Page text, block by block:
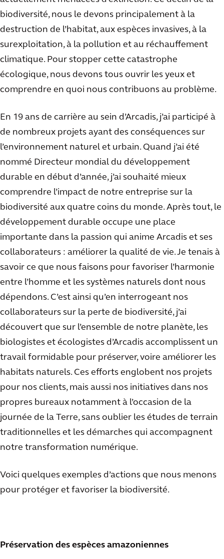
biodiversité, nous le devons principalement à la
destruction de l’habitat, aux espèces invasives, à la
surexploitation, à la pollution et au réchauffement
climatique. Pour stopper cette catastrophe
écologique, nous devons tous ouvrir les yeux et
comprendre en quoi nous contribuons au problème.
En 19 ans de carrière au sein d’Arcadis, j’ai participé à
de nombreux projets ayant des conséquences sur
l’environnement naturel et urbain. Quand j’ai été
nommé Directeur mondial du développement
durable en début d’année, j’ai souhaité mieux
comprendre l’impact de notre entreprise sur la
biodiversité aux quatre coins du monde. Après tout, le
développement durable occupe une place
importante dans la passion qui anime Arcadis et ses
collaborateurs : améliorer la qualité de vie. Je tenais à
savoir ce que nous faisons pour favoriser l’harmonie
entre l’homme et les systèmes naturels dont nous
dépendons. C’est ainsi qu’en interrogeant nos
collaborateurs sur la perte de biodiversité, j’ai
découvert que sur l’ensemble de notre planète, les
biologistes et écologistes d’Arcadis accomplissent un
travail formidable pour préserver, voire améliorer les
habitats naturels. Ces efforts englobent nos projets
pour nos clients, mais aussi nos initiatives dans nos
propres bureaux notamment à l’occasion de la
journée de la Terre, sans oublier les études de terrain
traditionnelles et les démarches qui accompagnent
notre transformation numérique.
Voici quelques exemples d’actions que nous menons
pour protéger et favoriser la biodiversité.
Préservation des espèces amazoniennes